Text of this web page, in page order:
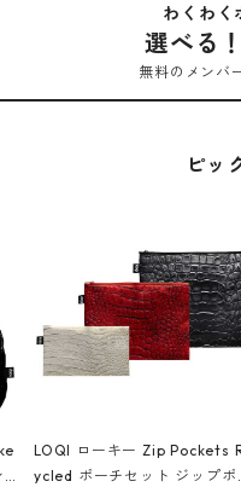
わくわく
選べる
無料のメンバ
ピッ
LOQI ローキー Zip Pockets
ycled ポーチセット ジップポ